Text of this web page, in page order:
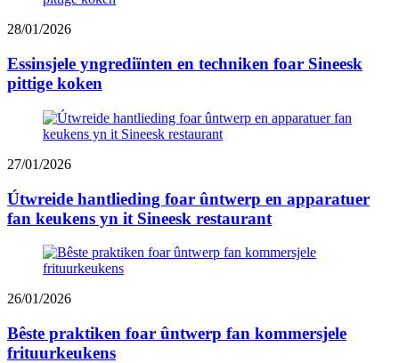
28/01/2026
Essinsjele yngrediïnten en techniken foar Sineesk
pittige koken
27/01/2026
Útwreide hantlieding foar ûntwerp en apparatuer
fan keukens yn it Sineesk restaurant
26/01/2026
Bêste praktiken foar ûntwerp fan kommersjele
frituurkeukens